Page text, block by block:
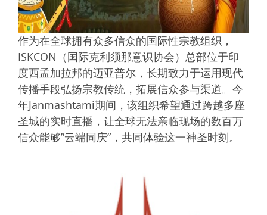
作为在全球拥有众多信众的国际性宗教组织，
ISKCON（国际克利须那意识协会）总部位于印
度西孟加拉邦的迈亚普尔，长期致力于运用现代
传播手段弘扬宗教传统，拓展信众参与渠道。今
年Janmashtami期间，该组织希望通过跨越多座
圣城的实时直播，让全球无法亲临现场的数百万
信众能够”云端同庆”，共同体验这一神圣时刻。